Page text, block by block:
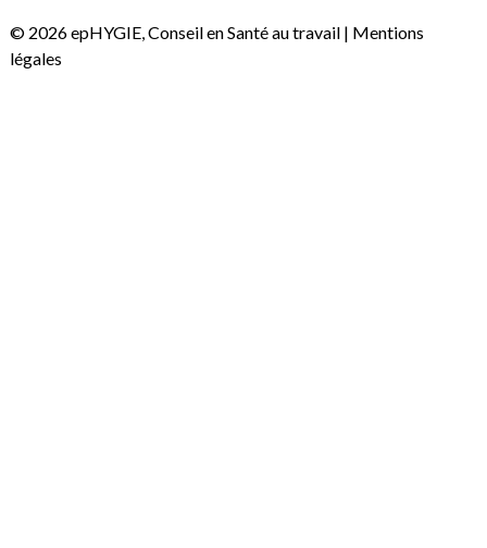
© 2026 epHYGIE, Conseil en Santé au travail | Mentions
légales